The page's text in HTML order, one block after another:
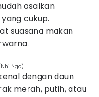
asalkan
cukup.
suasana makan
Ngo)
dengan daun
merah, putih, atau